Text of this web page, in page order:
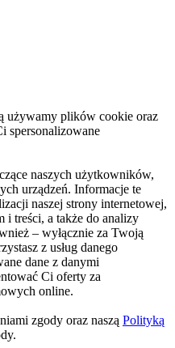
używamy plików cookie oraz
spersonalizowane
naszych użytkowników,
urządzeń. Informacje te
naszej strony internetowej,
i treści, a także do analizy
– wyłącznie za Twoją
z usług danego
dane z danymi
Ci oferty za
online.
zgody oraz naszą Polityką